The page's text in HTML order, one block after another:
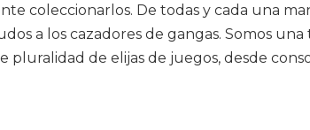
coleccionarlos. De todas y cada una
a los cazadores de gangas. Somos
de elijas de juegos, desde